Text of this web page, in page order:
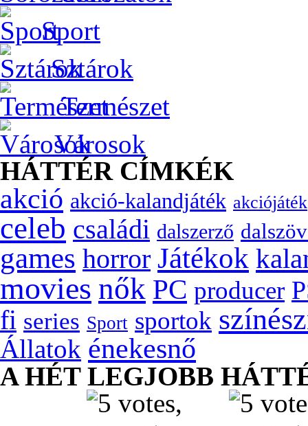
Sport
Sztárok
Természet
Városok
HÁTTÉR CÍMKÉK
akció akció-kalandjáték akciójáték
celeb családi dalszerző
games horror Játékok
movies nők PC producer
fi series Sport sportok
Állatok énekesnő
A HÉT LEGJOBB